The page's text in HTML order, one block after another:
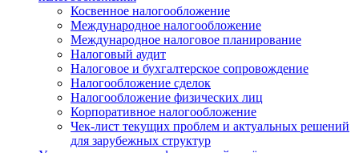
Косвенное налогообложение
Международное налогообложение
Международное налоговое планирование
Налоговый аудит
Налоговое и бухгалтерское сопровождение
Налогообложение сделок
Налогообложение физических лиц
Корпоративное налогообложение
Чек-лист текущих проблем и актуальных решений
для зарубежных структур